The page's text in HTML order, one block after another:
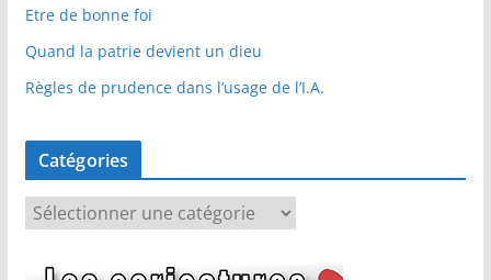
Etre de bonne foi
Quand la patrie devient un dieu
Règles de prudence dans l’usage de l’I.A.
Catégories
a